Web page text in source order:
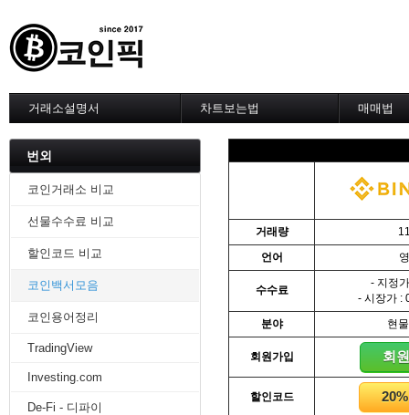
거래소설명서 차트보는법
2. 비트맥스 차트설정
5. 빗썸 차트설정
6. 트레이딩뷰
7. 크립토워치
2. 봉차트
3. 호가창,거래창
매매법
3. 골든크
5. MACD
6. RSI 매
7. 볼린저
8. 피보나
9. 거래량
10. 사께
11. 엘리
12. 쌍바
13. 지지
14. 일목
15. DMI
번외
코인거래소 비교
선물수수료 비교
할인코드 비교
코인백서모음
코인용어정리
TradingView
Investing.com
De-Fi - 디파이
거래량
언어
수수료
- 지정
- 시장가 :
분야
현물
회원가입 회
할인코드